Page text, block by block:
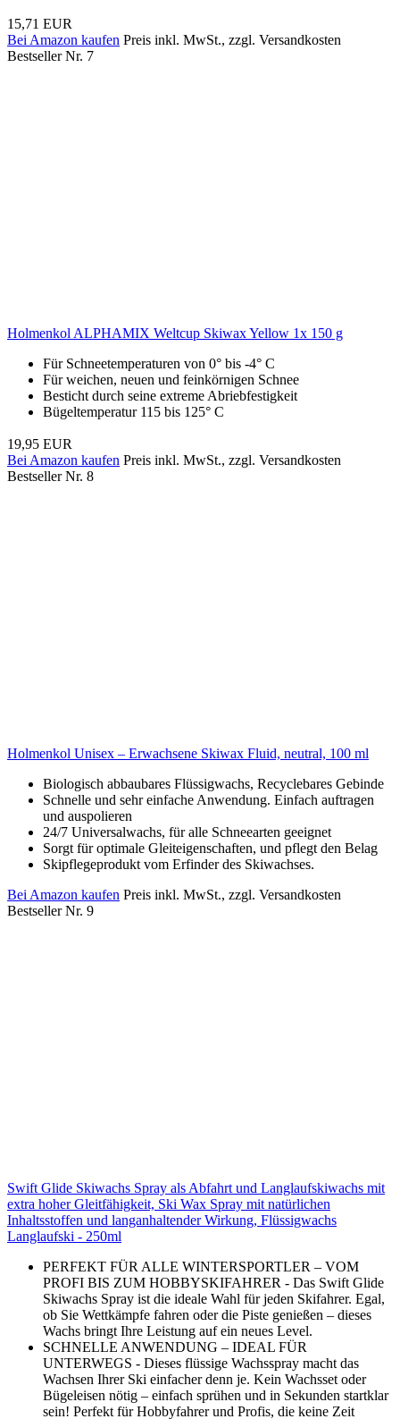
15,71 EUR
Bei Amazon kaufen Preis inkl. MwSt., zzgl. Versandkosten
Bestseller Nr. 7
Holmenkol ALPHAMIX Weltcup Skiwax Yellow 1x 150 g
Für Schneetemperaturen von 0° bis -4° C
Für weichen, neuen und feinkörnigen Schnee
Besticht durch seine extreme Abriebfestigkeit
Bügeltemperatur 115 bis 125° C
19,95 EUR
Bei Amazon kaufen Preis inkl. MwSt., zzgl. Versandkosten
Bestseller Nr. 8
Holmenkol Unisex – Erwachsene Skiwax Fluid, neutral, 100 ml
Biologisch abbaubares Flüssigwachs, Recyclebares Gebinde
Schnelle und sehr einfache Anwendung. Einfach auftragen
und auspolieren
24/7 Universalwachs, für alle Schneearten geeignet
Sorgt für optimale Gleiteigenschaften, und pflegt den Belag
Skipflegeprodukt vom Erfinder des Skiwachses.
Bei Amazon kaufen Preis inkl. MwSt., zzgl. Versandkosten
Bestseller Nr. 9
Swift Glide Skiwachs Spray als Abfahrt und Langlaufskiwachs mit
extra hoher Gleitfähigkeit, Ski Wax Spray mit natürlichen
Inhaltsstoffen und langanhaltender Wirkung, Flüssigwachs
Langlaufski - 250ml
PERFEKT FÜR ALLE WINTERSPORTLER – VOM
PROFI BIS ZUM HOBBYSKIFAHRER - Das Swift Glide
Skiwachs Spray ist die ideale Wahl für jeden Skifahrer. Egal,
ob Sie Wettkämpfe fahren oder die Piste genießen – dieses
Wachs bringt Ihre Leistung auf ein neues Level.
SCHNELLE ANWENDUNG – IDEAL FÜR
UNTERWEGS - Dieses flüssige Wachsspray macht das
Wachsen Ihrer Ski einfacher denn je. Kein Wachsset oder
Bügeleisen nötig – einfach sprühen und in Sekunden startklar
sein! Perfekt für Hobbyfahrer und Profis, die keine Zeit